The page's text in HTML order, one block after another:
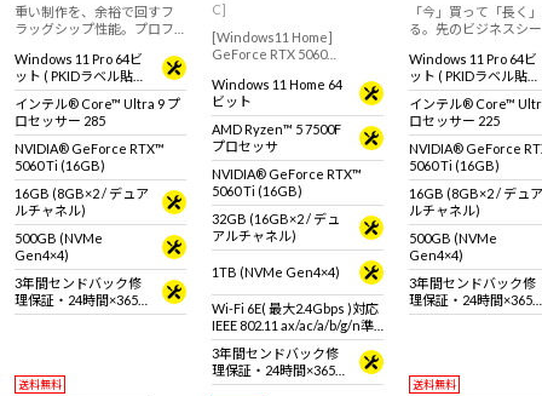
重い制作を、余裕で回すフ
ラッグシップ性能。プロフ
した最上位構成。
Windows 11 Pro 64ビ
ット ( PKIDラベル貼付
対応 )
インテル® Core™ Ultra 9 プ
ロセッサー 285
NVIDIA® GeForce RTX™
5060 Ti (16GB)
16GB (8GB×2 / デュア
ルチャネル)
500GB (NVMe
Gen4×4)
3年間センドバック修
理保証・24時間×365
日電話サポート
送料無料
C]
[Windows11 Home]
GeForce RTX 5060
リエイターに向けたミニタ
ワー型デスクトップPC
Windows 11 Home 64
ビット
AMD Ryzen™ 5 7500F
プロセッサ
NVIDIA® GeForce RTX™
5060 Ti (16GB)
32GB (16GB×2 / デュ
アルチャネル)
1TB (NVMe Gen4×4)
Wi-Fi 6E( 最大2.4Gbps )対応
IEEE 802.11 ax/ac/a/b/g/n準
拠 ＋ Bluetooth 5内蔵
3年間センドバック修
理保証・24時間×365
日電話サポート
「今」買って「長く
る。先のビジネスシ
Windows 11 Pro 64ビ
ット ( PKIDラベル貼付
対応 )
インテル® Core™
ロセッサー 225
NVIDIA® GeForce
5060 Ti (16GB)
16GB (8GB×2 / デュア
ルチャネル)
500GB (NVMe
Gen4×4)
3年間センドバック修
理保証・24時間×365
日電話サポート
送料無料